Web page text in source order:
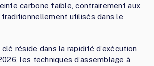
carbone faible, contrairement aux
utilisés dans le
réside dans la rapidité d’exécution
les techniques d’assemblage à